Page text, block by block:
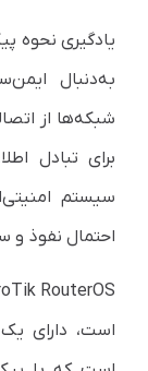
یادگیری نحوه
به‌دنبال
شبکه‌ها از
برای تبادل
سیستم
احتمال نفوذ و